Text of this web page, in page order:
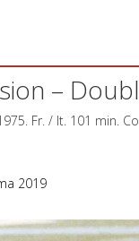
–
Fr. / It. 101 min.
2019